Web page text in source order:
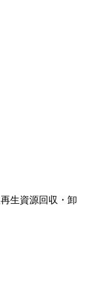
再生資源回収・卸